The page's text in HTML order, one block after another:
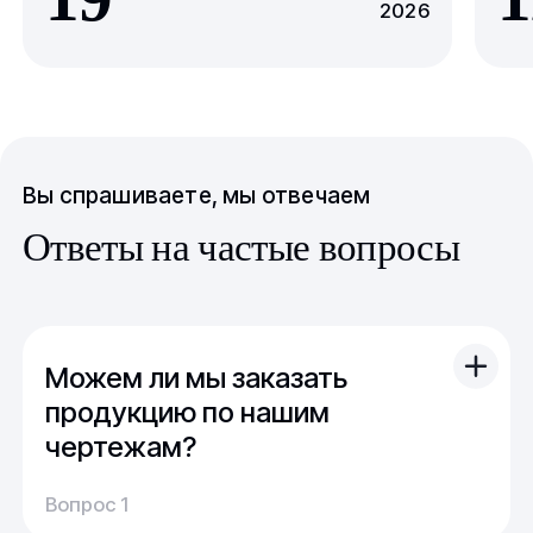
2026
Вы спрашиваете, мы отвечаем
Ответы на частые вопросы
Можем ли мы заказать
продукцию по нашим
чертежам?
Вы можете отправить свой чертеж/проект
(в т.ч. примерный) с техническим заданием.
Вопрос 1